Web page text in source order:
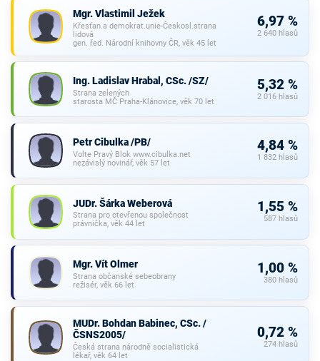
Mgr. Vlastimil Ježek
Křesťan.a demokrat.unie-Českosl.strana
lidová
gen. řed. Národní knihovny ČR, věk 45 let
6,97 %
2 640 hlasů
Ing. Ladislav Hrabal, CSc. /SZ/
Strana zelených
starosta MČ Praha-Klánovice, věk 70 let
5,32 %
2 016 hlasů
Petr Cibulka /PB/
Volte Pravý Blok www.cibulka.net
nezávislý novinář, věk 57 let
4,84 %
1 832 hlasů
JUDr. Šárka Weberová
Strana pro otevřenou společnost
právnička, věk 44 let
1,55 %
587 hlasů
Mgr. Vít Olmer
Strana občanské sebeobrany
režisér, věk 66 let
1,00 %
380 hlasů
MUDr. Bohdan Babinec, CSc. /
ČSNS2005/
Česká strana národně socialistická
lékař, věk 64 let
0,72 %
274 hlasů